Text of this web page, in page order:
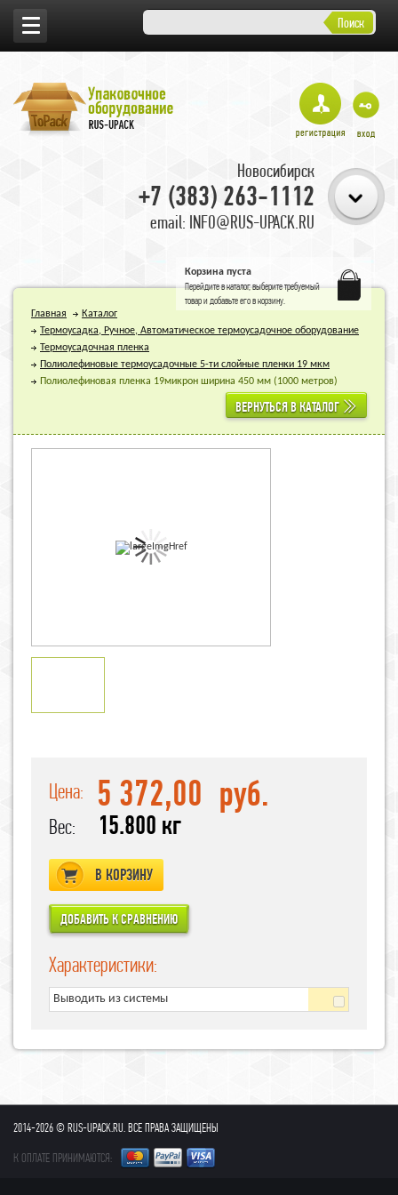
Поиск
Новосибирск
+7 (383) 263-1112
email: INFO@RUS-UPACK.RU
Корзина пуста
Перейдите вкаталог, выберите требуемый
товар и добавьте его в корзину.
Главная
Каталог
Термоусадка, Ручное, Автоматическое термоусадочное оборудование
Термоусадочная пленка
Полиолефиновые термоусадочные 5-ти слойные пленки 19 мкм
Полиолефиновая пленка 19микрон ширина 450 мм (1000 метров)
ВЕРНУТЬСЯ В КАТАЛОГ
Цена: 5 372,00 руб.
Вес: 15.800 кг
В КОРЗИНУ
Характеристики:
Выводить из системы
2014-2026 © RUS-UPACK.RU. ВСЕ ПРАВА ЗАЩИЩЕНЫ
К ОПЛАТЕ ПРИНИМАЮТСЯ: